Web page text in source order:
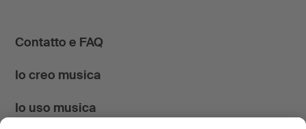
Contatto e FAQ
Io creo musica
Io uso musica